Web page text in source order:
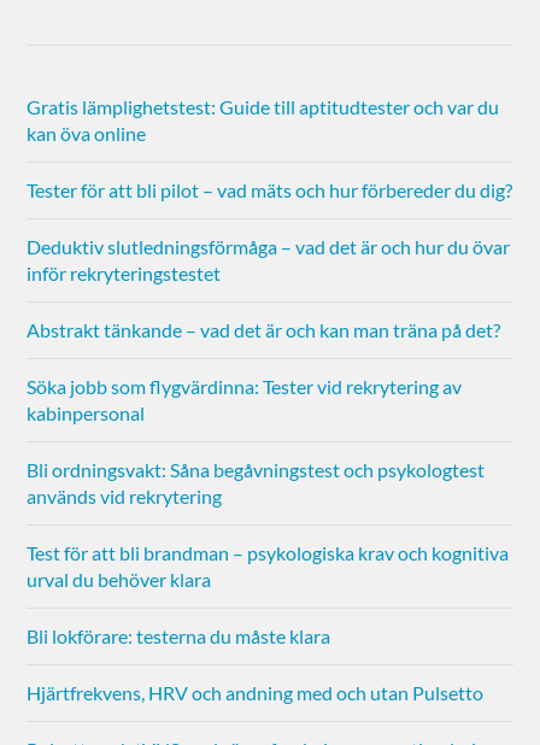
Gratis lämplighetstest: Guide till aptitudtester och var du
kan öva online
Tester för att bli pilot – vad mäts och hur förbereder du dig?
Deduktiv slutledningsförmåga – vad det är och hur du övar
inför rekryteringstestet
Abstrakt tänkande – vad det är och kan man träna på det?
Söka jobb som flygvärdinna: Tester vid rekrytering av
kabinpersonal
Bli ordningsvakt: Såna begåvningstest och psykologtest
används vid rekrytering
Test för att bli brandman – psykologiska krav och kognitiva
urval du behöver klara
Bli lokförare: testerna du måste klara
Hjärtfrekvens, HRV och andning med och utan Pulsetto